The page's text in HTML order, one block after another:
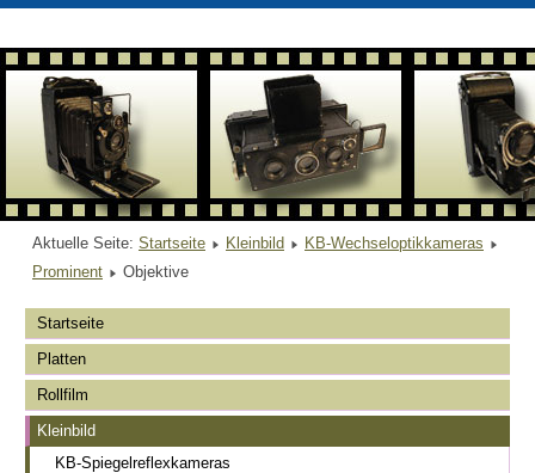
Aktuelle Seite: Startseite Kleinbild
KB-Wechseloptikkameras
Prominent
Objektive
Startseite
Platten
Rollfilm
Kleinbild
KB-Spiegelreflexkameras